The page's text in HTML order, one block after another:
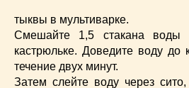
тыквы в мультиварке.
Смешайте 1,5 стакана
кастрюльке. Доведите воду до
течение двух минут.
Затем слейте воду через